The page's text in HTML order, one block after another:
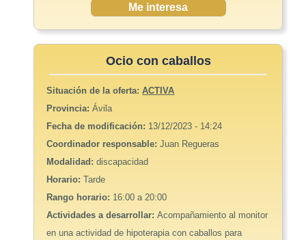
Me interesa
Ocio con caballos
Situación de la oferta:ACTIVA
Provincia:Ávila
Fecha de modificación: 13/12/2023 - 14:24
Coordinador responsable:Juan Regueras
Modalidad:discapacidad
Horario:Tarde
Rango horario: 16:00 a 20:00
Actividades a desarrollar:Acompañamiento al monitor
en una actividad de hipoterapia con caballos para